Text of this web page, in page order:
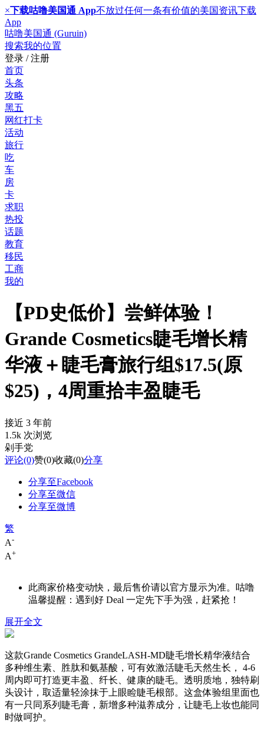
×下载咕噜美国通 App不放过任何一条有价值的美国资讯下载
App
咕噜美国通 (Guruin)
搜索我的位置
登录 / 注册
首页
头条
攻略
黑五
网红打卡
活动
旅行
吃
车
房
卡
求职
热投
话题
教育
移民
工商
我的
【PD史低价】尝鲜体验！
Grande Cosmetics睫毛增长精
华液＋睫毛膏旅行组$17.5(原
$25)，4周重拾丰盈睫毛
接近 3 年前
1.5k 次浏览
剁手党
评论(0)赞(0)收藏(0)分享
分享至Facebook
分享至微信
分享至微博
繁
A-
A+
此商家价格变动快，最后售价请以官方显示为准。咕噜
温馨提醒：遇到好 Deal 一定先下手为强，赶紧抢！
展开全文
这款Grande Cosmetics GrandeLASH-MD睫毛增长精华液结合
多种维生素、胜肽和氨基酸，可有效激活睫毛天然生长， 4-6
周内即可打造更丰盈、纤长、健康的睫毛。透明质地，独特刷
头设计，取适量轻涂抹于上眼睑睫毛根部。这盒体验组里面也
有一只同系列睫毛膏，新增多种滋养成分，让睫毛上妆也能同
时做呵护。